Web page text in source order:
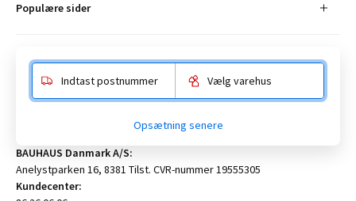
Populære sider
BAUHAUS Danmark A/S:
Anelystparken 16, 8381 Tilst. CVR-nummer 19555305
Kundecenter:
Indtast postnummer Vælg varehus
Opsætning senere